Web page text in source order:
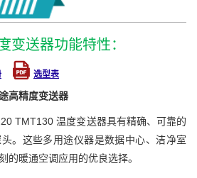
送器功能特性：
选型表
高精度变送器
TMT130 温度变送器具有精确、可靠的
。这些多用途仪器是数据中心、洁净室
的暖通空调应用的优良选择。